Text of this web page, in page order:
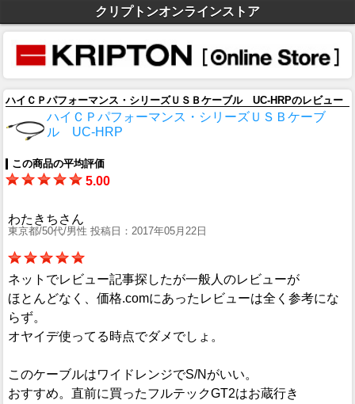
クリプトンオンラインストア
ハイＣＰパフォーマンス・シリーズＵＳＢケーブル UC-HRPのレビュー
ハイＣＰパフォーマンス・シリーズＵＳＢケーブ
ル UC-HRP
この商品の平均評価
5.00
わたきちさん
東京都/50代/男性 投稿日：2017年05月22日
ネットでレビュー記事探したが一般人のレビューが
ほとんどなく、価格.comにあったレビューは全く参考にな
らず。
オヤイデ使ってる時点でダメでしょ。
このケーブルはワイドレンジでS/Nがいい。
おすすめ。直前に買ったフルテックGT2はお蔵行き